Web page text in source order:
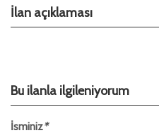
İlan açıklaması
Bu ilanla ilgileniyorum
İsminiz*